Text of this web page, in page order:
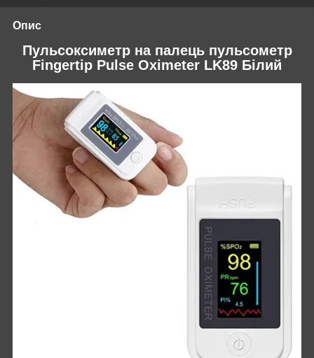
Опис
Пульсоксиметр на палець пульсометр
Fingertip Pulse Oximeter LK89 Білий